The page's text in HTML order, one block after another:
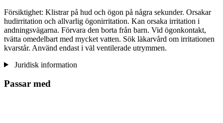
Försiktighet: Klistrar på hud och ögon på några sekunder. Orsakar
hudirritation och allvarlig ögonirritation. Kan orsaka irritation i
andningsvägarna. Förvara den borta från barn. Vid ögonkontakt,
tvätta omedelbart med mycket vatten. Sök läkarvård om irritationen
kvarstår. Använd endast i väl ventilerade utrymmen.
Juridisk information
Passar med